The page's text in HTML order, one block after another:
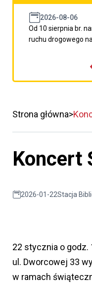
2026-08-06
Od 10 sierpnia br.
ruchu drogowego
porzpedniego
Strona główna
Koncert
2026-01-22Stacja
22 stycznia o godz.
ul. Dworcowej 33
w ramach